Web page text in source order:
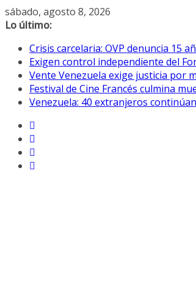
Saltar
al
sábado, agosto 8, 2026
Lo último:
Crisis carcelaria: OVP denuncia 15
Exigen control independiente del
Vente Venezuela exige justicia por
Festival de Cine Francés culmina
Venezuela: 40 extranjeros